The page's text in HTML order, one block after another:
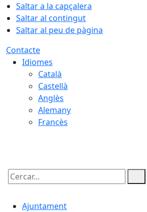
Saltar a la capçalera
Saltar al contingut
Saltar al peu de pàgina
Contacte
Idiomes
Català
Castellà
Anglès
Alemany
Francès
Cercar:
Ajuntament